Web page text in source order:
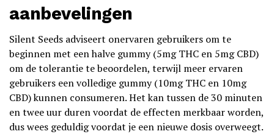
aanbevelingen
Silent Seeds adviseert onervaren gebruikers om te
beginnen met een halve gummy (5mg THC en 5mg CBD)
om de tolerantie te beoordelen, terwijl meer ervaren
gebruikers een volledige gummy (10mg THC en 10mg
CBD) kunnen consumeren. Het kan tussen de 30 minuten
en twee uur duren voordat de effecten merkbaar worden,
dus wees geduldig voordat je een nieuwe dosis overweegt.